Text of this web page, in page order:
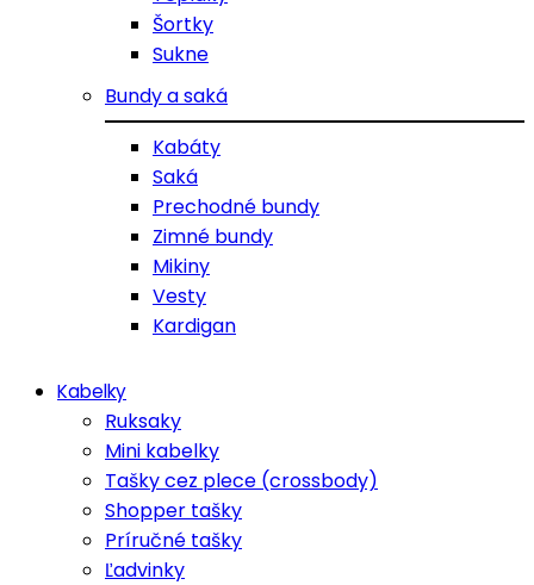
Šortky
Sukne
Bundy a saká
Kabáty
Saká
Prechodné bundy
Zimné bundy
Mikiny
Vesty
Kardigan
Kabelky
Ruksaky
Mini kabelky
Tašky cez plece (crossbody)
Shopper tašky
Príručné tašky
Ľadvinky